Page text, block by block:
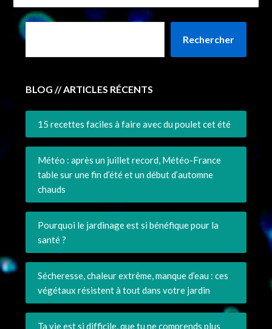
Rechercher
BLOG // ARTICLES RÉCENTS
15 recettes faciles à faire avec du poulet cet été
Météo : après un juillet record, Météo-France
table sur une fin d’été et un début d’automne
chauds
Pourquoi le jardinage est si bénéfique pour la
santé ?
Sécheresse, chaleur extrême, manque d’eau : ces
végétaux résistent à tout dans votre jardin
Ta vie est si difficile, que tu ne comprends plus